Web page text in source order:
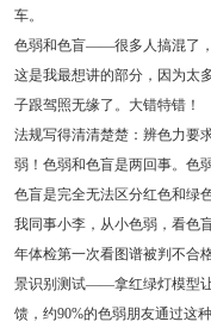
车。
色弱和色盲——很多人搞混了
这是我最想讲的部分，因为太
子跟驾照无缘了。大错特错！
法规写得清清楚楚：辨色力要
弱！色弱和色盲是两回事。色
色盲是完全无法区分红色和绿色
我同事小李，从小色弱，看色
年体检第一次看图谱被判不合
景识别测试——拿红绿灯模型
馈，约90%的色弱朋友通过这